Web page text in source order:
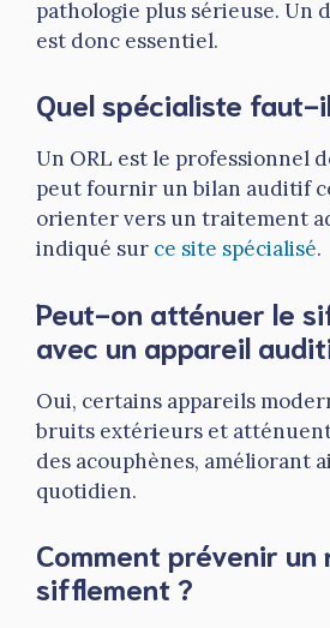
pathologie plus sérieuse. Un
est donc essentiel.
Quel spécialiste faut-
Un ORL est le professionnel
peut fournir un bilan auditif
orienter vers un traitement
indiqué sur ce site spécialisé.
Peut-on atténuer le
avec un appareil
Oui, certains appareils
bruits extérieurs et
des acouphènes, améliorant
quotidien.
Comment prévenir un
sifflement ?